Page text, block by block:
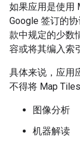
如果应用是使用
Google 签订的
款中规定的少数
容或将其编入索
具体来说，应用
不得将 Map
图像分析
机器解读